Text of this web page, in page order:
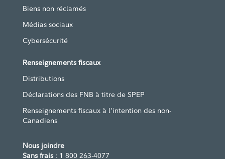
Biens non réclamés
Médias sociaux
Cybersécurité
Renseignements fiscaux
Distributions
Déclarations des FNB à titre de SPEP
Renseignements fiscaux à l’intention des non-
Canadiens
Nous joindre
Sans frais: 1 800 263-4077